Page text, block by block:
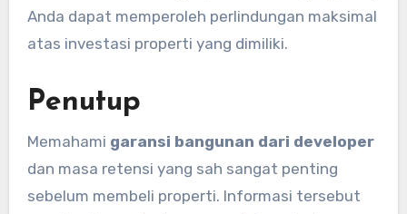
Anda dapat memperoleh perlindungan maksimal
atas investasi properti yang dimiliki.
Penutup
Memahami garansi bangunan dari developer
dan masa retensi yang sah sangat penting
sebelum membeli properti. Informasi tersebut